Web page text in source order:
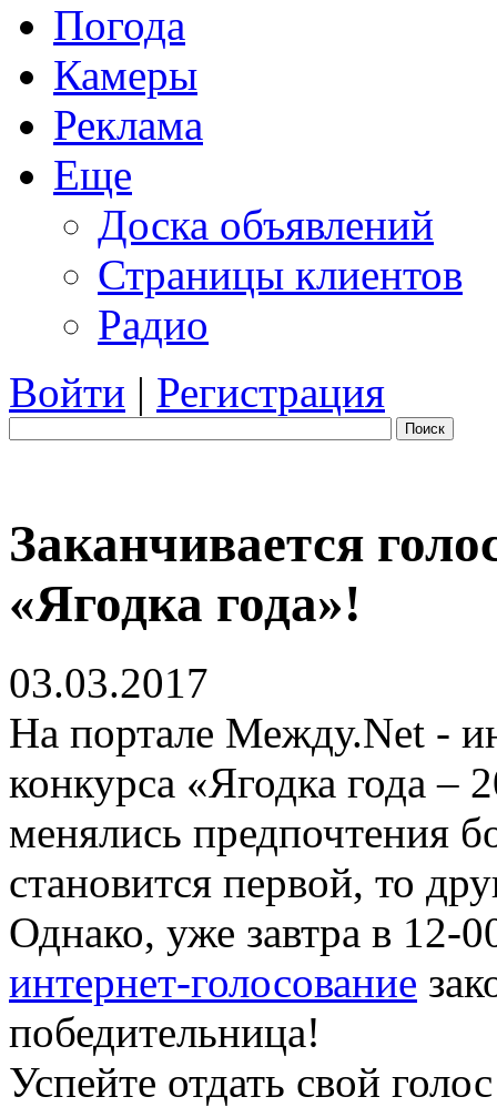
Погода
Камеры
Реклама
Еще
Доска объявлений
Страницы клиентов
Радио
Войти | Регистрация
Поиск
Заканчивается
«Ягодка года»!
03.03.2017
На портале Между.Net -
конкурса «Ягодка года –
менялись предпочтения
становится первой, то
Однако, уже завтра в 12-
интернет-голосование
победительница!
Успейте отдать свой